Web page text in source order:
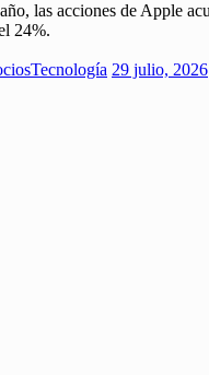
las acciones de Apple
24%.
Tecnología 29 julio, 2026